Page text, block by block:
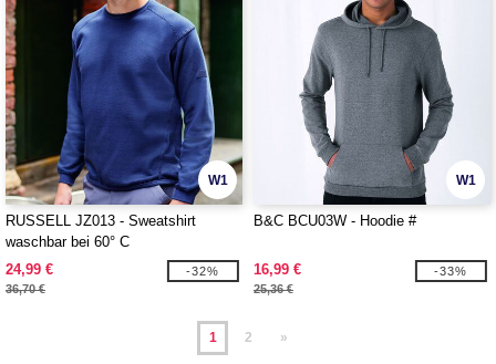
W1
RUSSELL JZ013 - Sweatshirt
waschbar bei 60° C
24,99 €
36,70 €
-32%
W1
B&C BCU03W - Hoodie #
16,99 €
25,36 €
-33%
1 2 »